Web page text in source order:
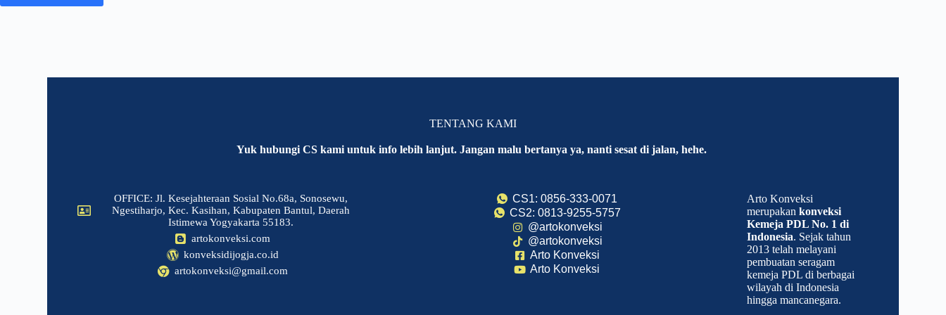
TENTANG KAMI
Yuk hubungi CS kami untuk info lebih lanjut. Jangan malu bertanya ya, nanti sesat di jalan, hehe.
OFFICE: Jl. Kesejahteraan Sosial No.68a, Sonosewu,
Ngestiharjo, Kec. Kasihan, Kabupaten Bantul, Daerah
Istimewa Yogyakarta 55183.
artokonveksi.com
konveksidijogja.co.id
artokonveksi@gmail.com
CS1: 0856-333-0071
CS2: 0813-9255-5757
@artokonveksi
@artokonveksi
Arto Konveksi
Arto Konveksi
Arto Konveksi
merupakan konveksi
Kemeja PDL No. 1 di
Indonesia. Sejak tahun
2013 telah melayani
pembuatan seragam
kemeja PDL di berbagai
wilayah di Indonesia
hingga mancanegara.